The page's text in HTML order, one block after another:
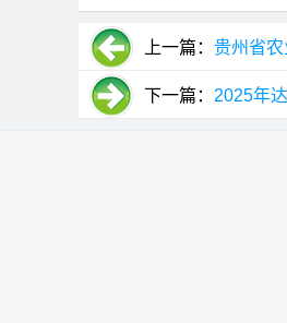
上一篇： 贵州省农
下一篇： 2025年